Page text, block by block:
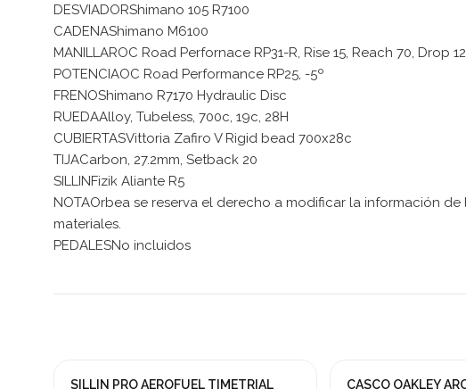
DESVIADORShimano 105 R7100
CADENAShimano M6100
MANILLAROC Road Perfornace RP31-R, Rise 15, Reach 70, Drop
POTENCIAOC Road Performance RP25, -5º
FRENOShimano R7170 Hydraulic Disc
RUEDAAlloy, Tubeless, 700c, 19c, 28H
CUBIERTASVittoria Zafiro V Rigid bead 700x28c
TIJACarbon, 27.2mm, Setback 20
SILLINFizik Aliante R5
NOTAOrbea se reserva el derecho a modificar la información
materiales.
PEDALESNo incluidos
SILLIN PRO AEROFUEL TIMETRIAL CASCO OAKLEY